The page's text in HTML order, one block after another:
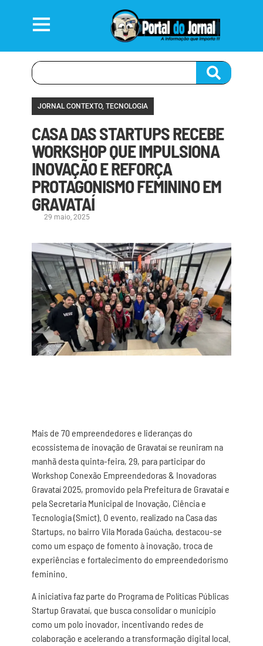
JORNAL CONTEXTO, TECNOLOGIA
CASA DAS STARTUPS RECEBE
WORKSHOP QUE IMPULSIONA
INOVAÇÃO E REFORÇA
PROTAGONISMO FEMININO EM
GRAVATAÍ
29 maio, 2025
Mais de 70 empreendedores e lideranças do
ecossistema de inovação de Gravataí se reuniram na
manhã desta quinta-feira, 29, para participar do
Workshop Conexão Empreendedoras & Inovadoras
Gravataí 2025, promovido pela Prefeitura de Gravataí e
pela Secretaria Municipal de Inovação, Ciência e
Tecnologia (Smict). O evento, realizado na Casa das
Startups, no bairro Vila Morada Gaúcha, destacou-se
como um espaço de fomento à inovação, troca de
experiências e fortalecimento do empreendedorismo
feminino.
A iniciativa faz parte do Programa de Políticas Públicas
Startup Gravataí, que busca consolidar o município
como um polo inovador, incentivando redes de
colaboração e acelerando a transformação digital local.